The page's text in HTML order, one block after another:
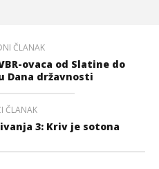
ČLANAK
ovaca od Slatine do
Dana državnosti
ČLANAK
3: Kriv je sotona